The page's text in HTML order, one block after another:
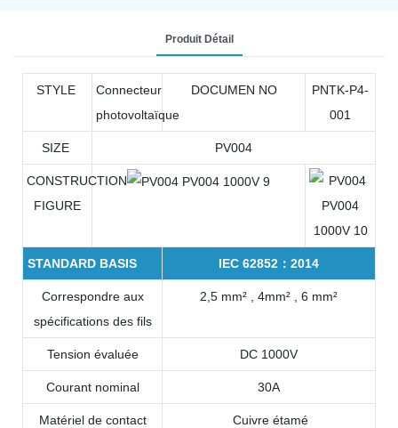
Produit Détail
STYLE
Connecteur
photovoltaïque
DOCUMEN NO
PNTK-P4-
001
SIZE PV004
CONSTRUCTION
FIGURE
STANDARD BASIS IEC 62852：2014
Correspondre aux
spécifications des fils
2,5 mm² , 4mm² , 6 mm²
Tension évaluée DC 1000V
Courant nominal 30A
Matériel de contact Cuivre étamé